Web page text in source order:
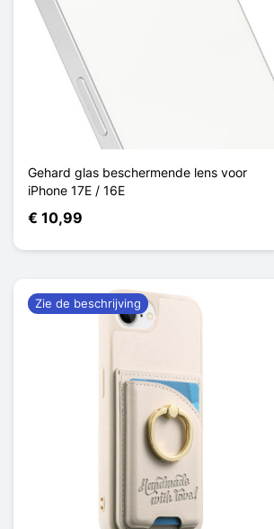
Gehard glas beschermende lens voor
iPhone 17E / 16E
€ 10,99
Zie de beschrijving